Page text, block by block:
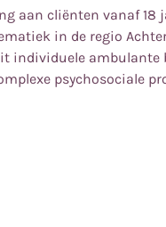
aan cliënten vanaf 18
in de regio
individuele ambulante
psychosociale